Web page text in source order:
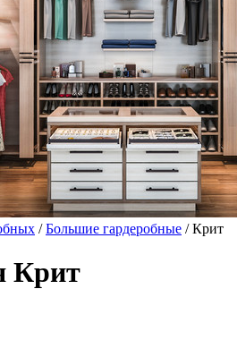
/Большие гардеробные / Крит
Крит